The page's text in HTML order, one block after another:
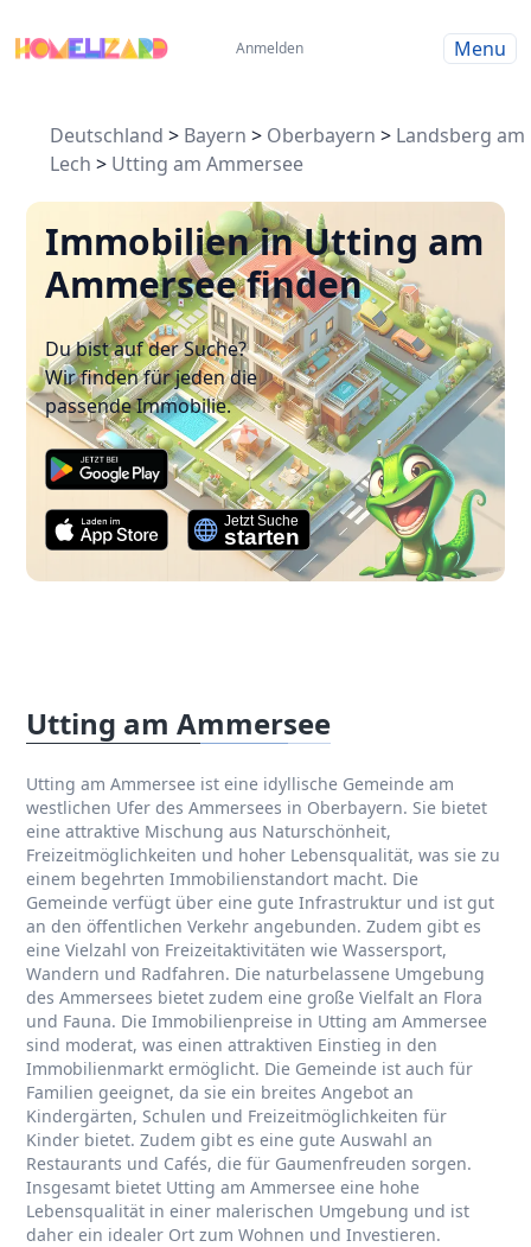
Anmelden Menu
Deutschland > Bayern > Oberbayern > Landsberg am
Lech > Utting am Ammersee
Immobilien in Utting am
Ammersee finden
Du bist auf der Suche?
Wir finden für jeden die
passende Immobilie.
Utting am Ammersee
Utting am Ammersee ist eine idyllische Gemeinde am
westlichen Ufer des Ammersees in Oberbayern. Sie bietet
eine attraktive Mischung aus Naturschönheit,
Freizeitmöglichkeiten und hoher Lebensqualität, was sie zu
einem begehrten Immobilienstandort macht. Die
Gemeinde verfügt über eine gute Infrastruktur und ist gut
an den öffentlichen Verkehr angebunden. Zudem gibt es
eine Vielzahl von Freizeitaktivitäten wie Wassersport,
Wandern und Radfahren. Die naturbelassene Umgebung
des Ammersees bietet zudem eine große Vielfalt an Flora
und Fauna. Die Immobilienpreise in Utting am Ammersee
sind moderat, was einen attraktiven Einstieg in den
Immobilienmarkt ermöglicht. Die Gemeinde ist auch für
Familien geeignet, da sie ein breites Angebot an
Kindergärten, Schulen und Freizeitmöglichkeiten für
Kinder bietet. Zudem gibt es eine gute Auswahl an
Restaurants und Cafés, die für Gaumenfreuden sorgen.
Insgesamt bietet Utting am Ammersee eine hohe
Lebensqualität in einer malerischen Umgebung und ist
daher ein idealer Ort zum Wohnen und Investieren.